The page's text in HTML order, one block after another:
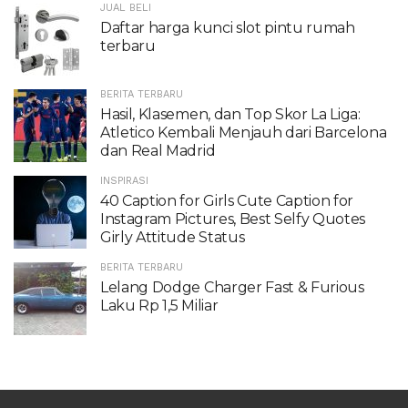
JUAL BELI
Daftar harga kunci slot pintu rumah
terbaru
BERITA TERBARU
Hasil, Klasemen, dan Top Skor La Liga:
Atletico Kembali Menjauh dari Barcelona
dan Real Madrid
INSPIRASI
40 Caption for Girls Cute Caption for
Instagram Pictures, Best Selfy Quotes
Girly Attitude Status
BERITA TERBARU
Lelang Dodge Charger Fast & Furious
Laku Rp 1,5 Miliar